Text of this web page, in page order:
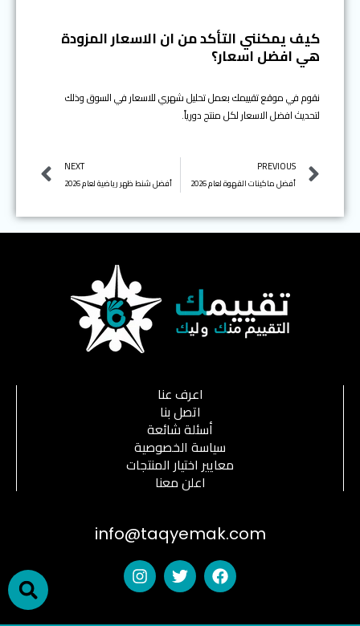
كيف يمكنني التأكد من ان الاسعار المزودة
هي افضل اسعار؟
نقوم في موقع تقييمك بعمل تحليل شهري للاسعار في السوق وذلك
لتحديث افضل الاسعار لكل منتج دورياً.
Prev
PREVIOUS
أفضل ماكينات القهوة لعام 2026
NEXT
أفضل شنط ظهر رياضية لعام 2026
اعرف عنا
اتصل بنا
أسئلة شائعة
سياسة الخصوصية
معايير اختيار المنتجات
اعلن معنا
info@taqyemak.com
F
a
c
T
w
i
I
n
s